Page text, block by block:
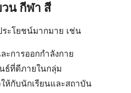
น กีฬา สี
ะโยชน์มากมาย เช่น
ะการออกกำลังกาย
ธ์ที่ดีภายในกลุ่ม
ห้กับนักเรียนและสถาบัน